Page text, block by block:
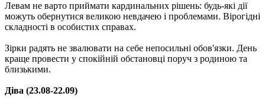
Левам не варто приймати кардинальних рішень: будь-які дії
можуть обернутися великою невдачею і проблемами. Вірогідні
складності в особистих справах.
Зірки радять не звалювати на себе непосильні обов'язки. День
краще провести у спокійній обстановці поруч з родиною та
близькими.
Діва (23.08-22.09)